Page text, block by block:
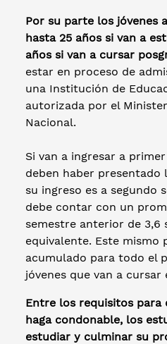
Por su parte los jóvenes
hasta 25 años si van a
años si van a cursar
estar en proceso de
una Institución de
autorizada por el
Nacional.
Si van a ingresar a
deben haber presentado
su ingreso es a segundo
debe contar con un
semestre anterior de 3,6
equivalente. Este mismo
acumulado para todo el
jóvenes que van a
Entre los requisitos para
haga condonable, los
estudiar y culminar su